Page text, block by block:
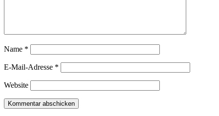
Name *
E-Mail-Adresse *
Website